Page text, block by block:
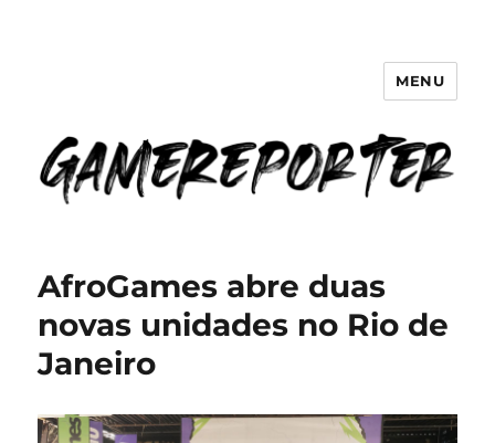
GameReporter | Cultura Gamer
MENU
AfroGames abre duas
novas unidades no Rio de
Janeiro